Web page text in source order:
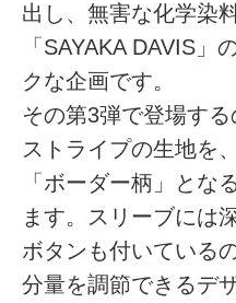
出し、無害な化学染
「SAYAKA DAVIS
クな企画です。
その第3弾で登場する
ストライプの生地を
「ボーダー柄」とな
ます。スリーブには
ボタンも付いている
分量を調節できるデ